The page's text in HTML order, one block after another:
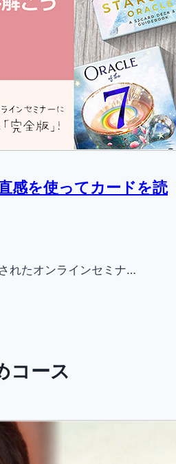
感を使ってカードを読
れたオンラインセミナ…
コース